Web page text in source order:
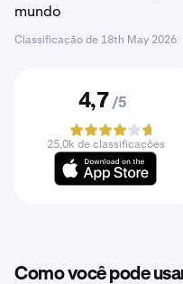
mundo
Classificação de 18th May 2026
4,7 /5
25,0k de classificações
Como você pode